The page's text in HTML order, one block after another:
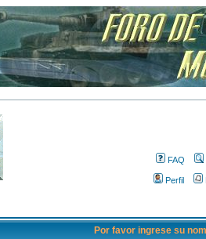
FAQ
Perfil
Por favor ingrese su